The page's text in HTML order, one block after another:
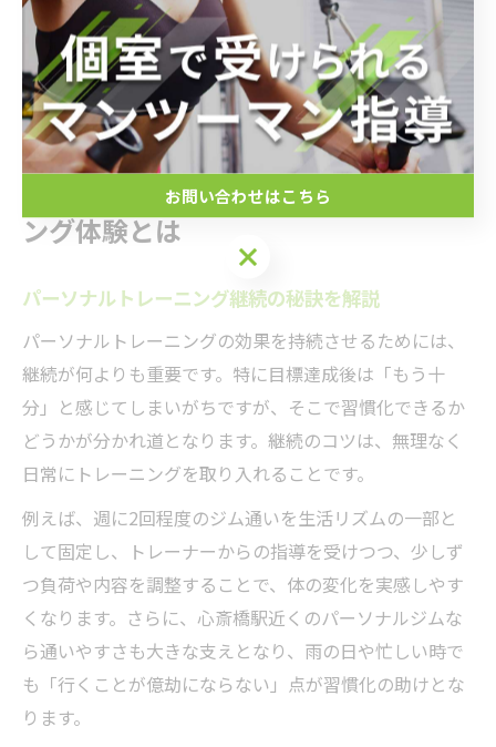
です。心斎橋エリアの活気ある雰囲気や、周辺施設との
組み合わせによって「通うこと自体が楽しみ」という声
も多く、長期的な効果持続に大きく寄与しています。
継続性で差がつくパーソナルトレーニ
ング体験とは
パーソナルトレーニング継続の秘訣を解説
パーソナルトレーニングの効果を持続させるためには、
継続が何よりも重要です。特に目標達成後は「もう十
分」と感じてしまいがちですが、そこで習慣化できるか
どうかが分かれ道となります。継続のコツは、無理なく
日常にトレーニングを取り入れることです。
例えば、週に2回程度のジム通いを生活リズムの一部と
して固定し、トレーナーからの指導を受けつつ、少しず
つ負荷や内容を調整することで、体の変化を実感しやす
くなります。さらに、心斎橋駅近くのパーソナルジムな
ら通いやすさも大きな支えとなり、雨の日や忙しい時で
も「行くことが億劫にならない」点が習慣化の助けとな
ります。
お問い合わせはこちら